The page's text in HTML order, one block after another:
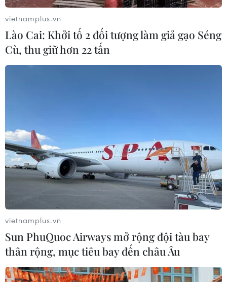
vietnamplus.vn
Lào Cai: Khởi tố 2 đối tượng làm giả gạo Séng
Cù, thu giữ hơn 22 tấn
vietnamplus.vn
Sun PhuQuoc Airways mở rộng đội tàu bay
thân rộng, mục tiêu bay đến châu Âu